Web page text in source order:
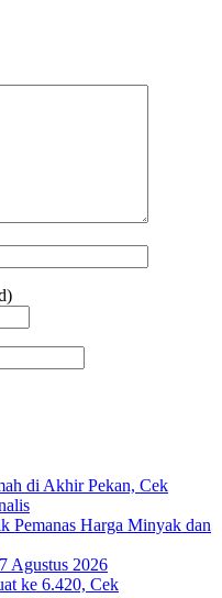
di Akhir Pekan, Cek
Pemanas Harga Minyak dan
Agustus 2026
ke 6.420, Cek